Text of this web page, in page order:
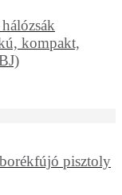
kompakt,
pisztoly